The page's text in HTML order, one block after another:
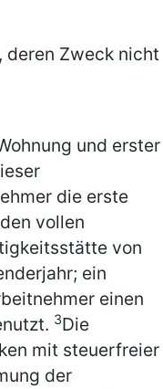
deren Zweck nicht
und erster
die erste
vollen
von
ein
einen
3Die
mit steuerfreier
der